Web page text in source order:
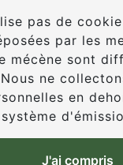
pas de
par les
mécène sont
ne
en
J'ai compris